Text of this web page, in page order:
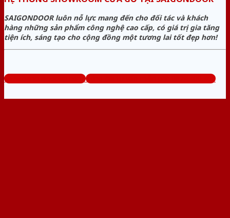
SAIGONDOOR luôn nỗ lực mang đến cho đối tác và khách
hàng những sản phẩm công nghệ cao cấp, có giá trị gia tăng
tiện ích, sáng tạo cho cộng đồng một tương lai tốt đẹp hơn!
www.bancuagodep.com Tổng đài tư vấn miễn phí: 0824.400.400